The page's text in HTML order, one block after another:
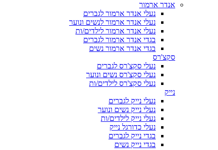
אנדר ארמור
נעלי אנדר ארמור לגברים
נעלי אנדר ארמור לנשים ונוער
נעלי אנדר ארמור לילדים/ות
בגדי אנדר ארמור לגברים
בגדי אנדר ארמור נשים
סקצ'רס
נעלי סקצ'רס לגברים
נעלי סקצ'רס נשים ונוער
נעלי סקצ'רס לילדים/ות
נייק
נעלי נייק לגברים
נעלי נייק נשים ונוער
נעלי נייק לילדים/ות
נעלי כדורגל נייק
בגדי נייק לגברים
בגדי נייק נשים